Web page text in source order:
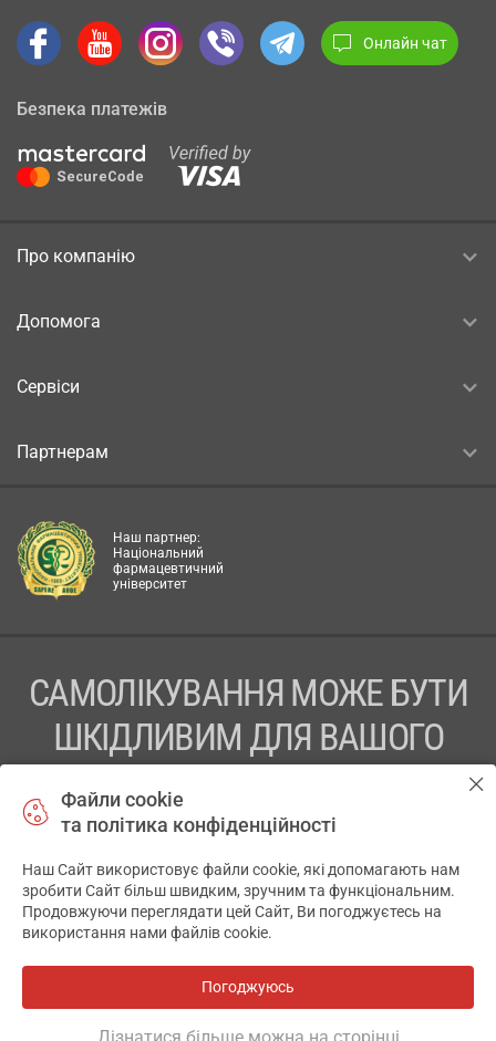
Онлайн чат
Безпека платежів
Про компанію
Допомога
Сервіси
Партнерам
Наш партнер:
Національний
фармацевтичний
університет
САМОЛІКУВАННЯ МОЖЕ БУТИ
ШКІДЛИВИМ ДЛЯ ВАШОГО
ПЕРЕД ЗАСТОСУВАННЯМ ПРЕПАРАТУ ПРОКОНСУЛЬТУЙТЕСЬ
ТОВ «АПТЕКА 911.ЮА» Код ЄДРПОУ 43631965.
Відмова від відповідальності
© 2014-2026. Медична інформаційна система АПТЕКА911.ЮА
Файли cookie
та політика конфіденційності
Наш Сайт використовує файли cookie, які допомагають нам
зробити Сайт більш швидким, зручним та функціональним.
Продовжуючи переглядати цей Сайт, Ви погоджуєтесь на
використання нами файлів cookie.
Погоджуюсь
✕